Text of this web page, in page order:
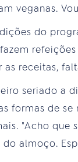
veganas.
do
as receitas,
seriado a
formas de
"Acho que
do almoço.